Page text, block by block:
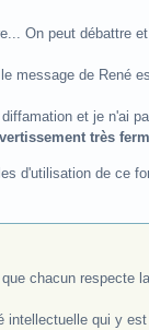
On peut débattre
message de René
et je n'ai
très
d'utilisation de ce
chacun respecte la
intellectuelle qui y est